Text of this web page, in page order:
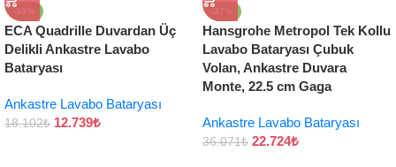
-30%
ECA Quadrille Duvardan Üç
Delikli Ankastre Lavabo
Bataryası
Ankastre Lavabo Bataryası
18.102₺ 12.739₺
-37%
Hansgrohe Metropol Tek Kollu
Lavabo Bataryası Çubuk
Volan, Ankastre Duvara
Monte, 22.5 cm Gaga
Ankastre Lavabo Bataryası
36.071₺ 22.724₺